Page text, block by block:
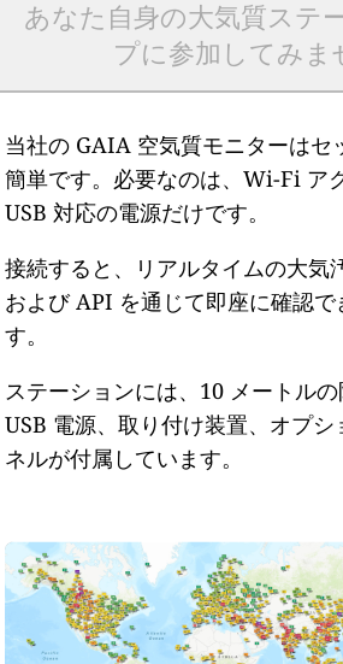
あなた自身の大気質ステ
プに参加してみま
当社の GAIA 空気質モニターはセ
簡単です。必要なのは、Wi-Fi ア
USB 対応の電源だけです。
接続すると、リアルタイムの大気
および API を通じて即座に確認で
す。
ステーションには、10 メートルの
USB 電源、取り付け装置、オプ
ネルが付属しています。